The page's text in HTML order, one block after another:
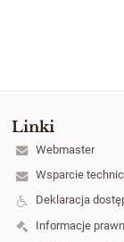
Linki
Webmaster
Wsparcie
Deklaracja
Informacje